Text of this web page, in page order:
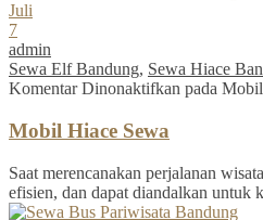
Juli
7
admin
Sewa Elf Bandung, Sewa Hiace
Komentar Dinonaktifkan pada
Mobil Hiace Sewa
Saat merencanakan perjalanan
efisien, dan dapat diandalkan untuk